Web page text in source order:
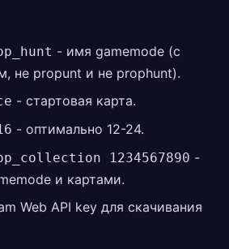
- имя gamemode (с
не propunt и не prophunt).
- стартовая карта.
- оптимально 12-24.
1234567890 -
и картами.
Web API key для скачивания